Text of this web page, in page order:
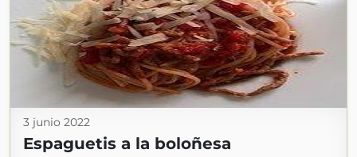
3 junio 2022
Espaguetis a la boloñesa